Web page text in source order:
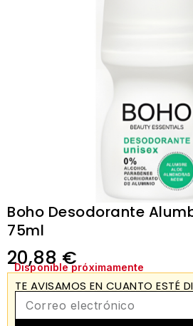
Boho Desodorante
75ml
20,88€
Disponible próximamente
TE AVISAMOS EN CUANTO ESTÉ